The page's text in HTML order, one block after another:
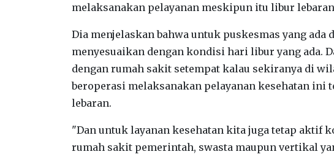
melaksanakan pelayanan meskipun itu libur
Dia menjelaskan bahwa untuk puskesmas yang
menyesuaikan dengan kondisi hari libur yang ada.
dengan rumah sakit setempat kalau sekiranya di
beroperasi melaksanakan pelayanan kesehatan ini
lebaran.
"Dan untuk layanan kesehatan kita juga tetap aktif
rumah sakit pemerintah, swasta maupun vertikal